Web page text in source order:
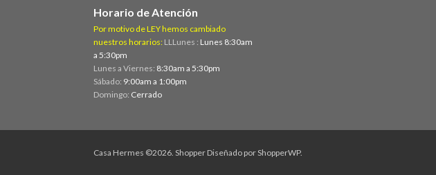
Horario de Atención
Por motivo de LEY hemos cambiado
nuestros horarios: LLLunes : Lunes 8:30am
a 5:30pm
Lunes a Viernes: 8:30am a 5:30pm
Sábado: 9:00am a 1:00pm
Domingo: Cerrado
Casa Hermes ©2026. ShopperDiseñado porShopperWP.